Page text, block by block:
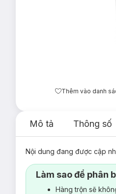
Thêm vào danh
Mô tả Thông số
Nội dung đang được cập
Làm sao để phân
Hàng trộn sẽ